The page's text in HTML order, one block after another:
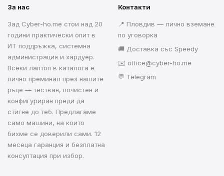
За нас
Зад Cyber-ho.me стои над 20
години практически опит в
ИТ поддръжка, системна
администрация и хардуер.
Всеки лаптоп в каталога е
лично преминал през нашите
ръце — тестван, почистен и
конфигуриран преди да
стигне до теб. Предлагаме
само машини, на които
бихме се доверили сами. 12
месеца гаранция и безплатна
консултация при избор.
Контакти
📍 Пловдив — лично вземане
по уговорка
🚚 Доставка със Speedy
✉️ office@cyber-ho.me
💬 Telegram